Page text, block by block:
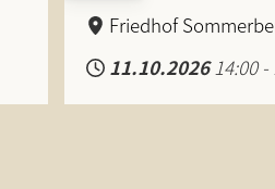
Friedhof
11.10.2026 14:00 -